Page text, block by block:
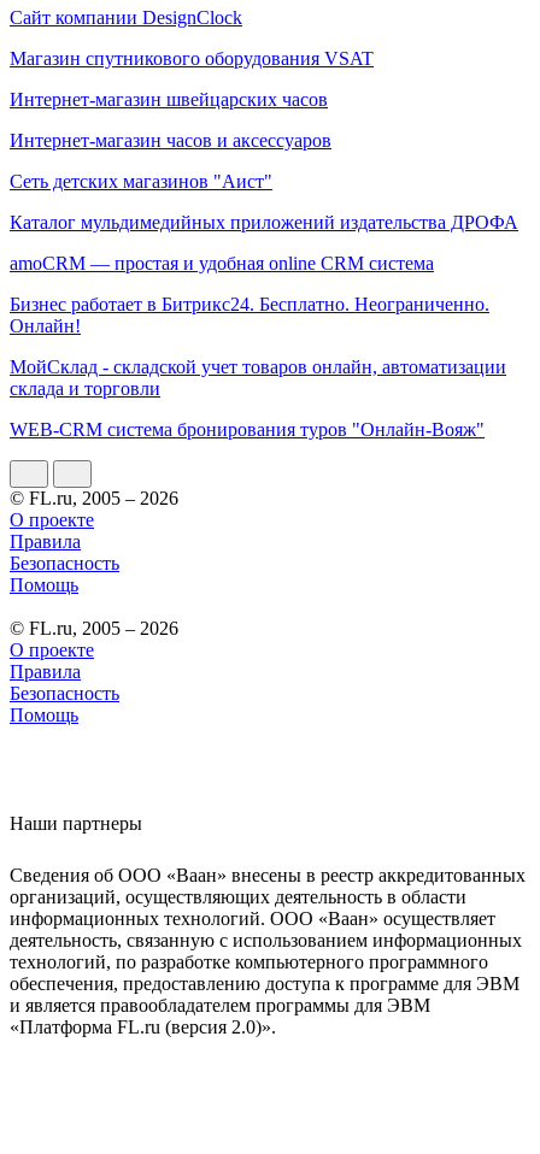
Сайт компании DesignClock
Магазин спутникового оборудования VSAT
Интернет-магазин швейцарских часов
Интернет-магазин часов и аксессуаров
Сеть детских магазинов "Аист"
Каталог мульдимедийных приложений издательства ДРОФА
amoCRM — простая и удобная online CRM система
Бизнес работает в Битрикс24. Бесплатно. Неограниченно.
Онлайн!
МойСклад - складской учет товаров онлайн, автоматизации
склада и торговли
WEB-CRM система бронирования туров "Онлайн-Вояж"
© FL.ru, 2005 – 2026
О проекте
Правила
Безопасность
Помощь
© FL.ru, 2005 – 2026
О проекте
Правила
Безопасность
Помощь
Наши партнеры
Сведения об ООО «Ваан» внесены в реестр аккредитованных
организаций, осуществляющих деятельность в области
информационных технологий. ООО «Ваан» осуществляет
деятельность, связанную с использованием информационных
технологий, по разработке компьютерного программного
обеспечения, предоставлению доступа к программе для ЭВМ
и является правообладателем программы для ЭВМ
«Платформа FL.ru (версия 2.0)».